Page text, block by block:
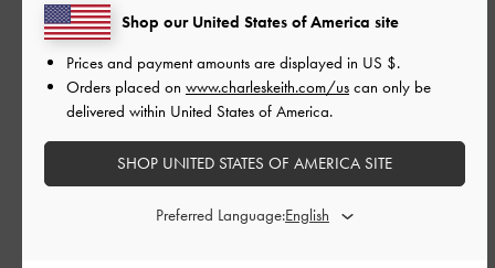
少し大きめのサイズを買ったの
で不安でしたがどこも痛くなる
ことなく履けました！ お母さん
は指の間を靴擦れしてたので人
それぞれかもです（ ; ;
Shop our United States of America site
Prices and payment amounts are displayed in US $.
Orders placed on www.charleskeith.com/us can only be
delivered within United States of America.
SHOP UNITED STATES OF AMERICA SITE
Preferred Language: